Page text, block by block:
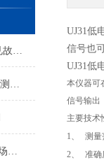
油浸高压试验变压器的3种常见故障如何解决？开来学习吧！
100A接触（回路）电阻测试仪测量不准的两大因素
多功能高空接线钳的特点、现场使用方法
UJ31低
信号也
UJ31低
本仪器可
信号输出
主要技术
1、
测量
2、
准确